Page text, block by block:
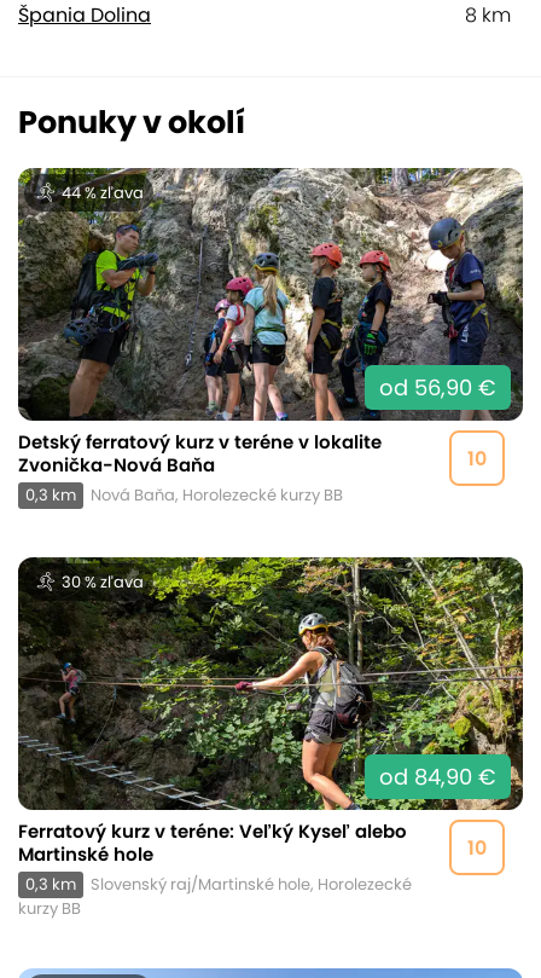
8 km
Špania Dolina
Ponuky v okolí
44 % zľava
od 56,90 €
10
Detský ferratový kurz v teréne v lokalite
Zvonička-Nová Baňa
0,3 km Nová Baňa, Horolezecké kurzy BB
30 % zľava
od 84,90 €
10
Ferratový kurz v teréne: Veľký Kyseľ alebo
Martinské hole
0,3 km
Slovenský raj/Martinské hole, Horolezecké
kurzy BB